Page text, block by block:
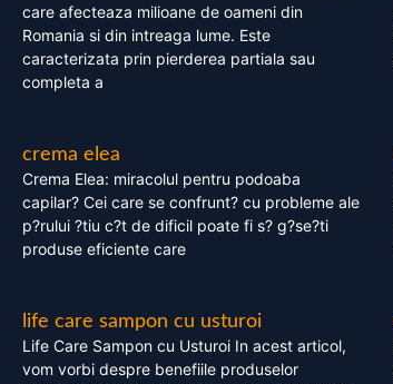
care afecteaza milioane de oameni din
Romania si din intreaga lume. Este
caracterizata prin pierderea partiala sau
completa a
crema elea
Crema Elea: miracolul pentru podoaba
capilar? Cei care se confrunt? cu probleme ale
p?rului ?tiu c?t de dificil poate fi s? g?se?ti
produse eficiente care
life care sampon cu usturoi
Life Care Sampon cu Usturoi In acest articol,
vom vorbi despre benefiile produselor